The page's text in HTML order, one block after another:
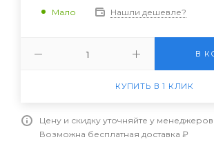
Мало Нашли дешевле?
В
КУПИТЬ В 1 КЛИК
Цену и скидку уточняйте у менеджеров
Возможна бесплатная доставка ₽